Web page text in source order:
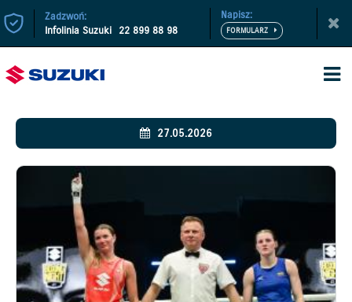
Zadzwoń:
Infolinia Suzuki 22 899 88 98
Napisz:
27.05.2026